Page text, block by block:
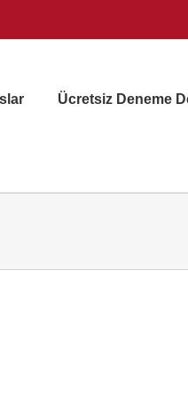
Ücretsiz Deneme